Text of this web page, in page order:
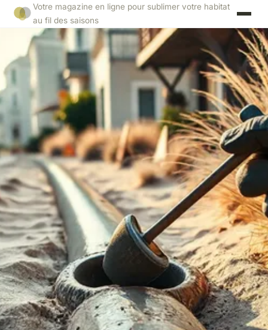
Votre magazine en ligne pour sublimer votre habitat
au fil des saisons